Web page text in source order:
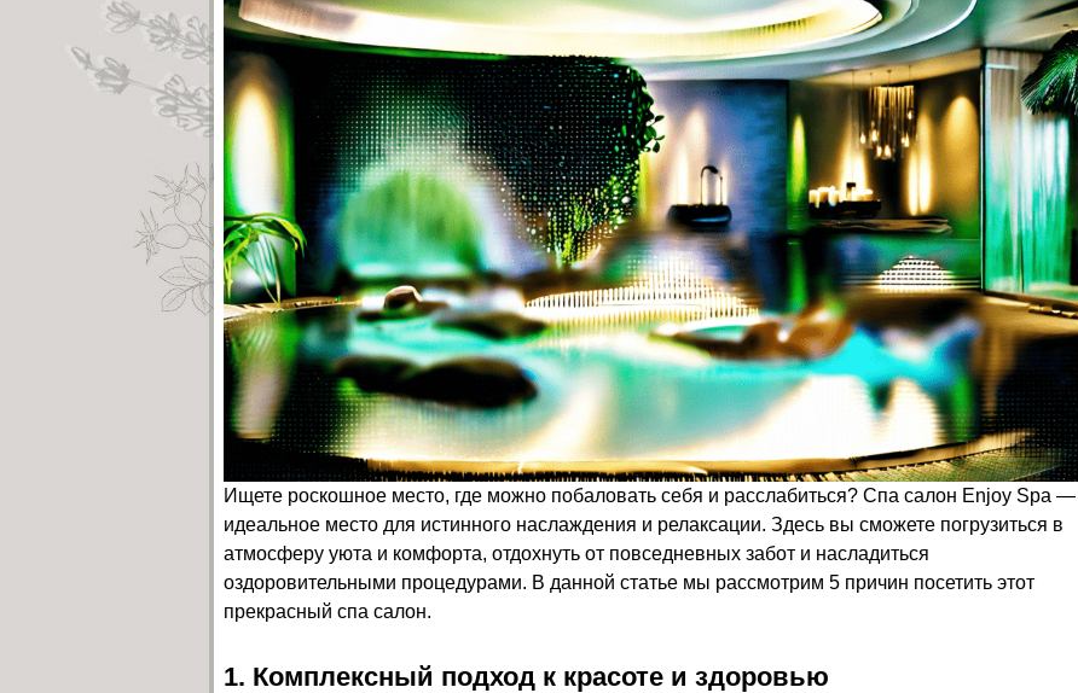
Ищете роскошное место, где можно побаловать себя и расслабиться? Спа салон Enjoy Spa —
идеальное место для истинного наслаждения и релаксации. Здесь вы сможете погрузиться в
атмосферу уюта и комфорта, отдохнуть от повседневных забот и насладиться
оздоровительными процедурами. В данной статье мы рассмотрим 5 причин посетить этот
прекрасный спа салон.
1. Комплексный подход к красоте и здоровью